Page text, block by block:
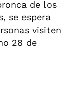
de los
se espera
visiten
28 de